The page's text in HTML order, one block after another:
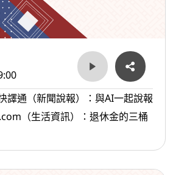
譯通（新聞說報）：與AI一起說報